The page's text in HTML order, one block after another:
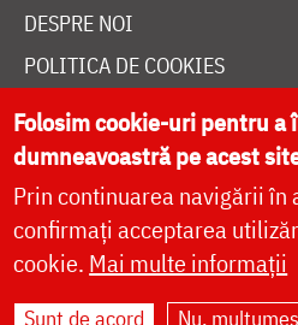
DESPRE NOI
POLITICA DE COOKIES
DONEAZĂ ONLINE PENTRU
LIVE
Folosim cookie-uri pentru
dumneavoastră pe acest
Prin continuarea navigării în
confirmați acceptarea
cookie. Mai multe informații
Sunt de acord Nu,